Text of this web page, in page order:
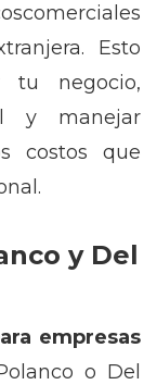
Esto
tu negocio,
y manejar
costos que
y Del
empresas
o Del